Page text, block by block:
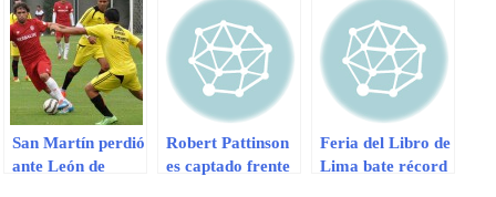
San Martín perdió
ante León de
Robert Pattinson
es captado frente
Feria del Libro de
Lima bate récord